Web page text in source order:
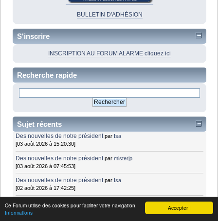
Accepter !
Ce Forum utilise des cookies pour faciliter votre navigation.
Informations
BULLETIN D'ADHÉSION
S'inscrire
INSCRIPTION AU FORUM ALARME cliquez ici
Recherche rapide
Sujet récents
Des nouvelles de notre président par Isa
[03 août 2026 à 15:20:30]
Des nouvelles de notre président parmisterjp
[03 août 2026 à 07:45:53]
Des nouvelles de notre président par Isa
[02 août 2026 à 17:42:25]
NeurostepMC/Bioness L300 : dispositifs de stimulation électrique -
pied tombant
farid